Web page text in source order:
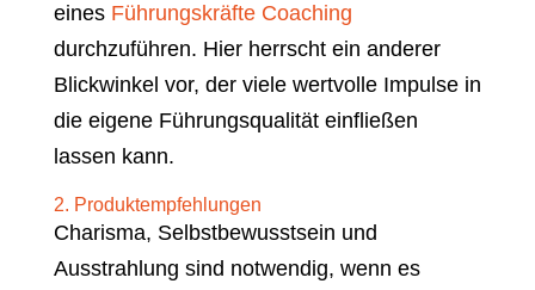
eines Führungskräfte Coaching
durchzuführen. Hier herrscht ein anderer
Blickwinkel vor, der viele wertvolle Impulse in
die eigene Führungsqualität einfließen
lassen kann.
2. Produktempfehlungen
Charisma, Selbstbewusstsein und
Ausstrahlung sind notwendig, wenn es